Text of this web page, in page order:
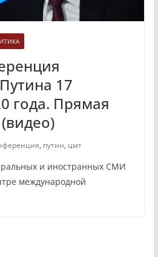
17
года. Прямая
, путин, цмт
и иностранных СМИ
международной